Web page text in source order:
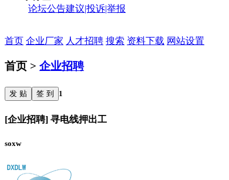
论坛公告建议|投诉|举报
首页 企业厂家 人才招聘 搜索 资料下载 网站设置
首页 > 企业招聘
发 贴 签 到 1
[企业招聘] 寻电线押出工
soxw